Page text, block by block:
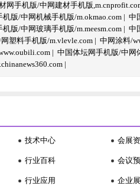
网手机版/中网建材手机版
版/中网机械手机版/m.okmao.com | 中
版/中网玻璃手机版/m.meesm.com | 中
塑料手机版/m.vlevle.com | 中网涂料/
| 中国体坛网手机版/中网
|
技术中心
行业百科
行业应用
会展
会议
企业